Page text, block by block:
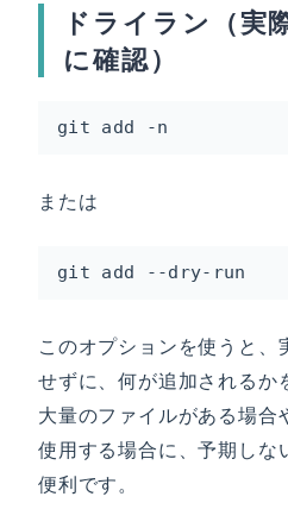
ドライラン（実
に確認）
git add -n
または
git add --dry-run
このオプションを使うと、
せずに、何が追加されるか
大量のファイルがある場合
使用する場合に、予期しな
便利です。